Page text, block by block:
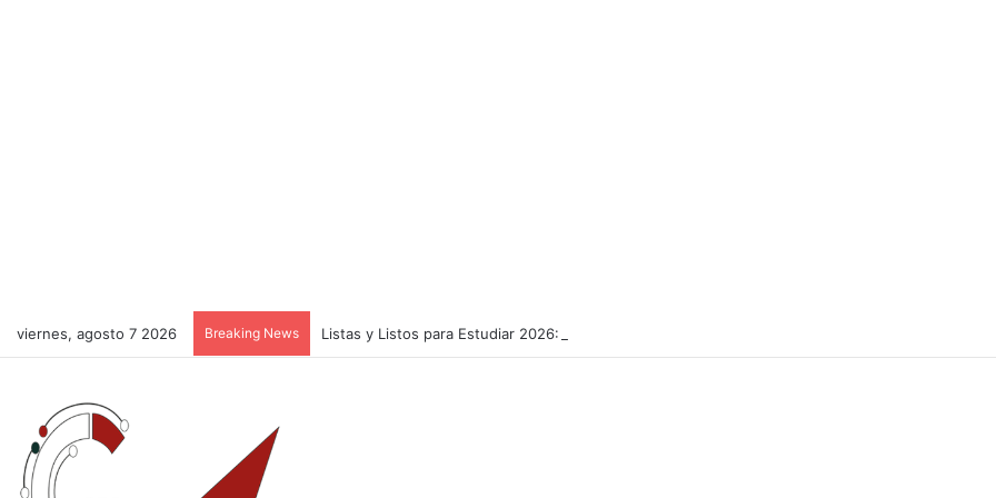
viernes, agosto 7 2026 Breaking News Listas y Listos para Estudiar 2026: asesorías gratis para terminar primaria o secundaria en